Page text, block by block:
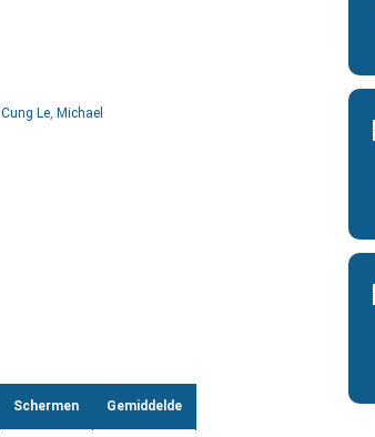
Cung Le, Michael
Schermen Gemiddelde